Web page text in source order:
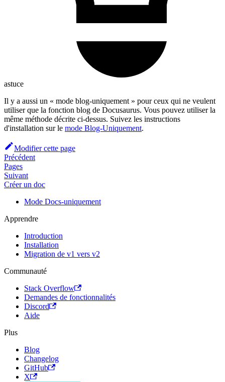
astuce
Il y a aussi un « mode blog-uniquement » pour ceux qui ne veulent
utiliser que la fonction blog de Docusaurus. Vous pouvez utiliser la
même méthode décrite ci-dessus. Suivez les instructions
d'installation sur le mode Blog-Uniquement.
Modifier cette page
Précédent
Pages
Suivant
Créer un doc
Mode Docs-uniquement
Apprendre
Introduction
Installation
Migration de v1 vers v2
Communauté
Stack Overflow
Demandes de fonctionnalités
Discord
Aide
Plus
Blog
Changelog
GitHub
X